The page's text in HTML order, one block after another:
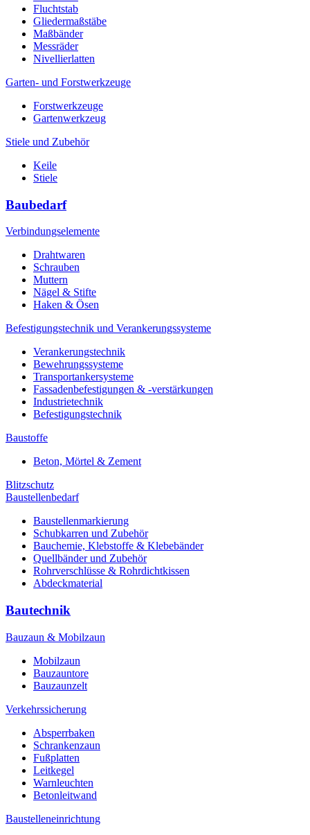
Fluchtstab
Gliedermaßstäbe
Maßbänder
Messräder
Nivellierlatten
Garten- und Forstwerkzeuge
Forstwerkzeuge
Gartenwerkzeug
Stiele und Zubehör
Keile
Stiele
Baubedarf
Verbindungselemente
Drahtwaren
Schrauben
Muttern
Nägel & Stifte
Haken & Ösen
Befestigungstechnik und Verankerungssysteme
Verankerungstechnik
Bewehrungssysteme
Transportankersysteme
Fassadenbefestigungen & -verstärkungen
Industrietechnik
Befestigungstechnik
Baustoffe
Beton, Mörtel & Zement
Blitzschutz
Baustellenbedarf
Baustellenmarkierung
Schubkarren und Zubehör
Bauchemie, Klebstoffe & Klebebänder
Quellbänder und Zubehör
Rohrverschlüsse & Rohrdichtkissen
Abdeckmaterial
Bautechnik
Bauzaun & Mobilzaun
Mobilzaun
Bauzauntore
Bauzaunzelt
Verkehrssicherung
Absperrbaken
Schrankenzaun
Fußplatten
Leitkegel
Warnleuchten
Betonleitwand
Baustelleneinrichtung